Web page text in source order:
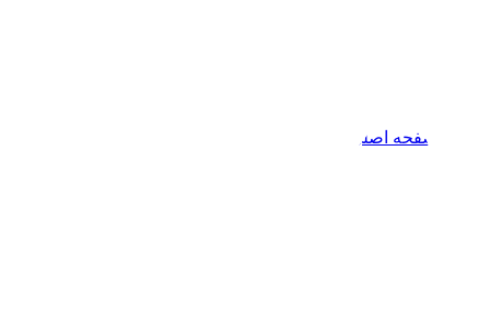
صفحه اصلی